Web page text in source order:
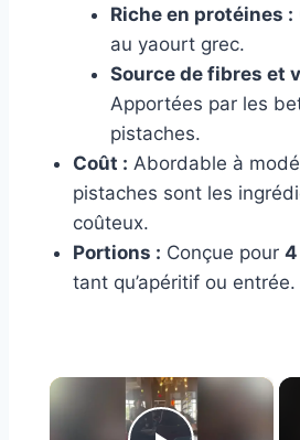
Riche en protéines :
au yaourt grec.
Source de fibres et
Apportées par les
pistaches.
Coût : Abordable à
pistaches sont les
coûteux.
Portions : Conçue pour 4
tant qu’apéritif ou entrée.
×